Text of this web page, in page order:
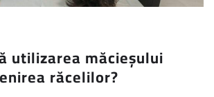
utilizarea măcieșului
răcelilor?